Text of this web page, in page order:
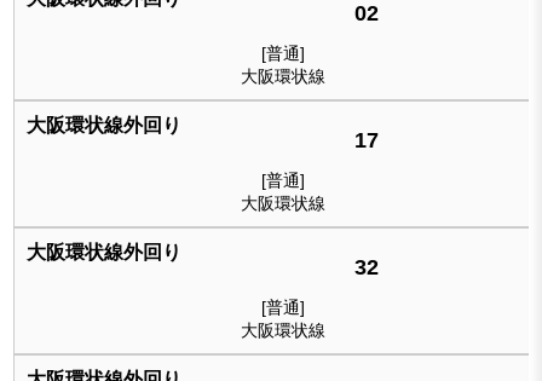
02
[普通]
大阪環状線
17
[普通]
大阪環状線
32
[普通]
大阪環状線